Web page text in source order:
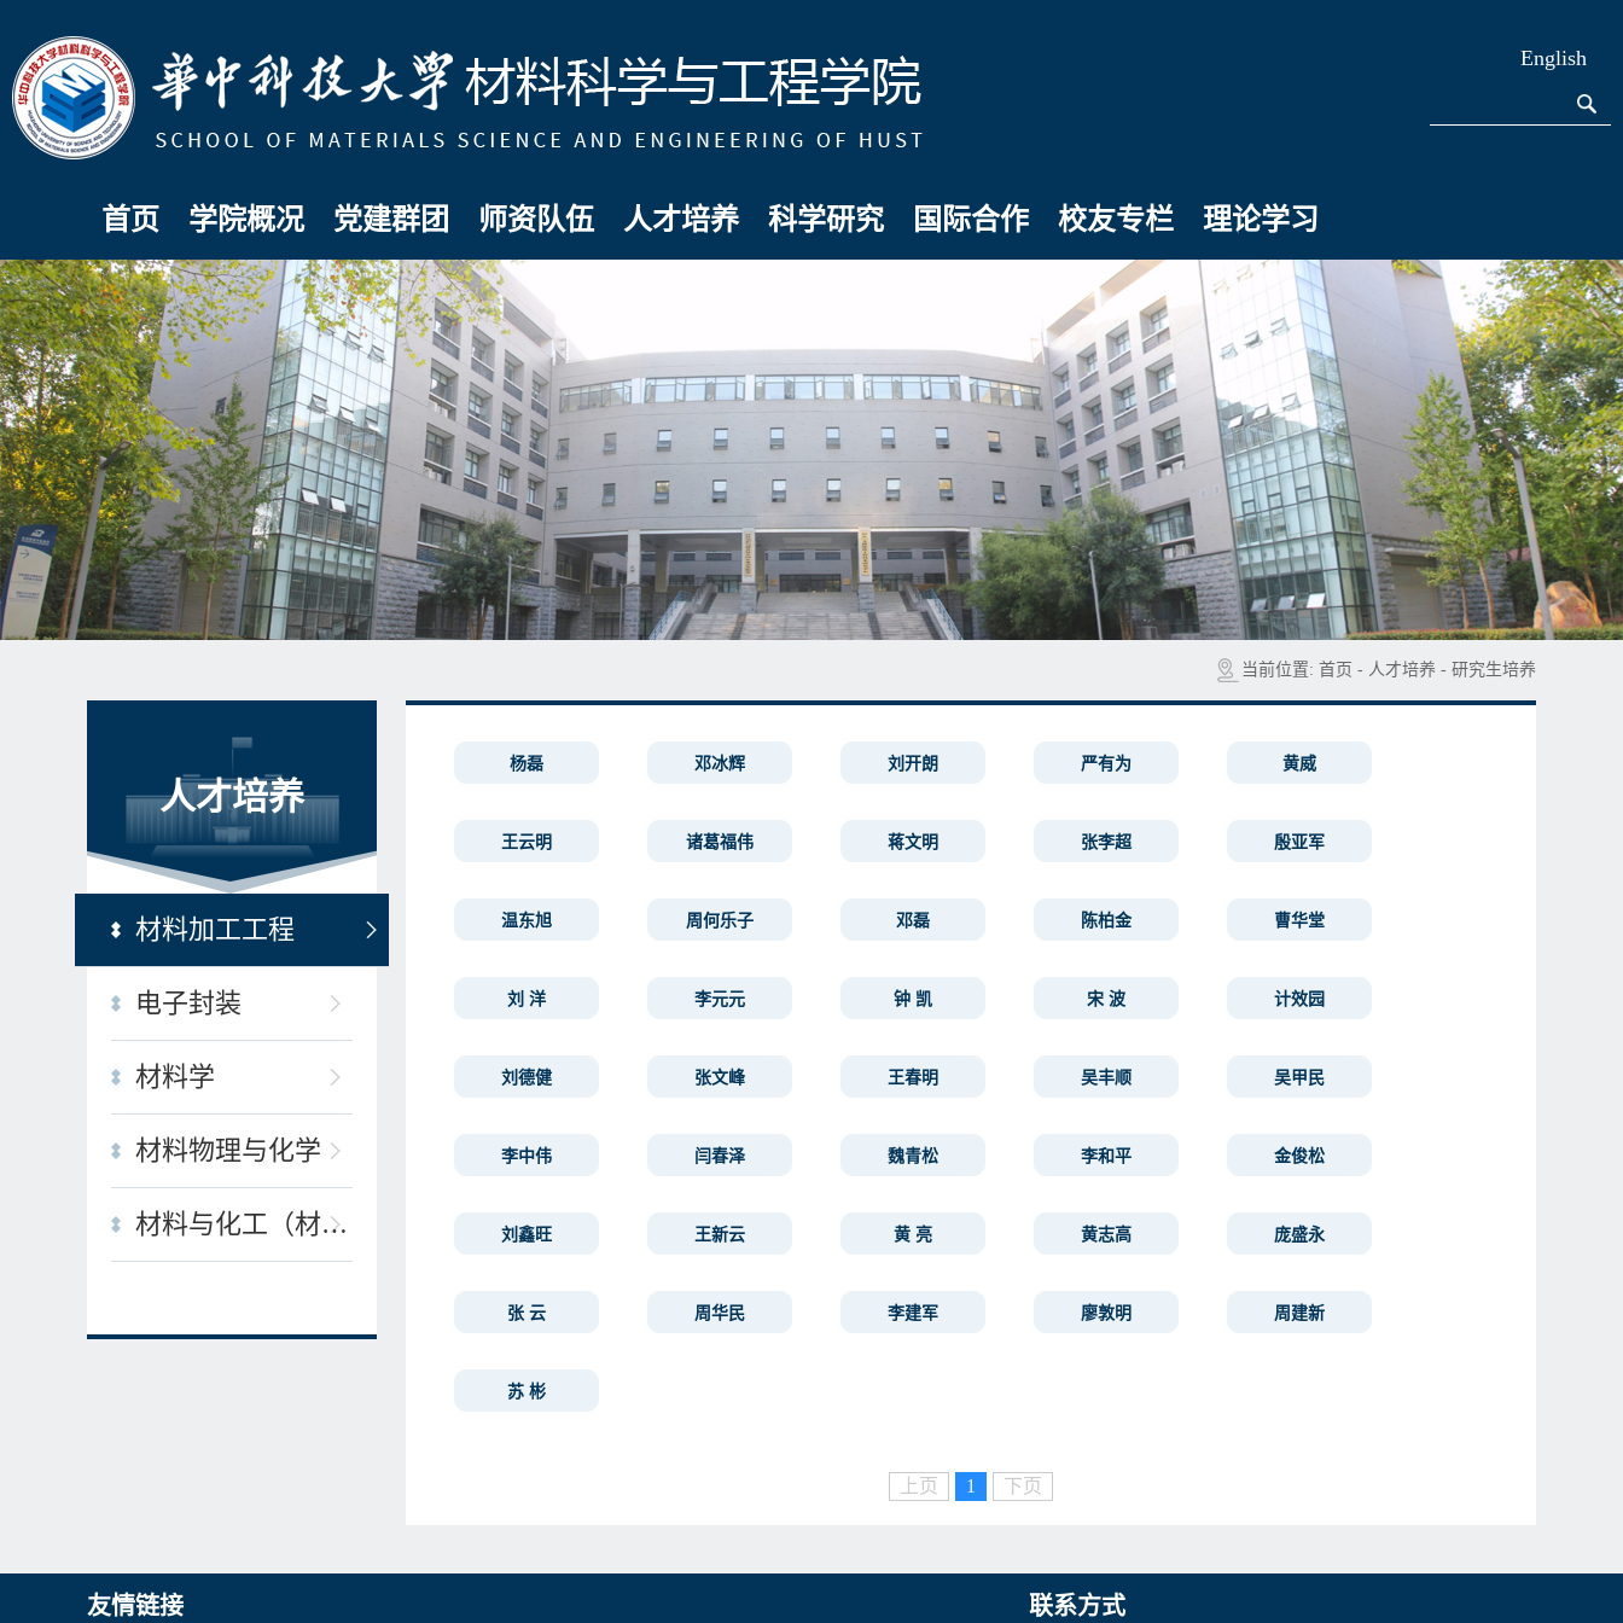
English
首页 学院概况 党建群团 师资队伍 人才培养 科学研究 国际合作 校友专栏 理论学习
当前位置: 首页 - 人才培养 - 研究生培养
人才培养
材料加工工程
电子封装
材料学
材料物理与化学
材料与化工（材料工程）
杨磊 邓冰辉 刘开朗 严有为 黄威
王云明 诸葛福伟 蒋文明 张李超 殷亚军
温东旭 周何乐子 邓磊 陈柏金 曹华堂
刘 洋 李元元 钟 凯 宋 波 计效园
刘德健 张文峰 王春明 吴丰顺 吴甲民
李中伟 闫春泽 魏青松 李和平 金俊松
刘鑫旺 王新云 黄 亮 黄志高 庞盛永
张 云 周华民 李建军 廖敦明 周建新
苏 彬
上页 1 下页
友情链接 联系方式